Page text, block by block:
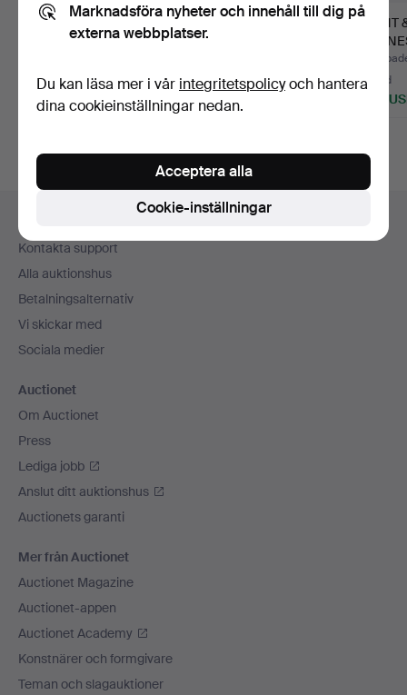
MEDALJER brons 10 st
SAMT DRÄKTSMYCKE.
Värdering
74 USD
brosch CG Hallberg
16 bud
164 USD
MYNT
8 bud
296
Sidfotsnavigation
Kontakta support
Alla auktionshus
Betalningsalternativ
Vi skickar med
Sociala medier
Auctionet
Om Auctionet
Press
Lediga jobb
Anslut ditt auktionshus
Auctionets garanti
Mer från Auctionet
Auctionet Magazine
Auctionet-appen
Auctionet Academy
Konstnärer och formgivare
Teman och slagauktioner
Marknadsföra nyheter och innehåll till dig på
externa webbplatser.
Du kan läsa mer i vår integritetspolicyoch hantera
dina cookieinställningar nedan.
Cookie-inställningar
Acceptera alla